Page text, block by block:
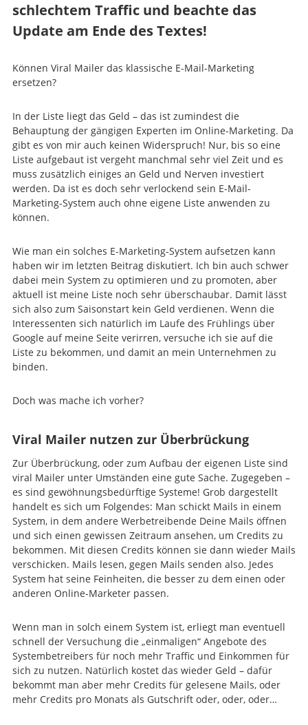
schlechtem Traffic und beachte das
Update am Ende des Textes!
Können Viral Mailer das klassische E-Mail-Marketing
ersetzen?
In der Liste liegt das Geld – das ist zumindest die
Behauptung der gängigen Experten im Online-Marketing. Da
gibt es von mir auch keinen Widerspruch! Nur, bis so eine
Liste aufgebaut ist vergeht manchmal sehr viel Zeit und es
muss zusätzlich einiges an Geld und Nerven investiert
werden. Da ist es doch sehr verlockend sein E-Mail-
Marketing-System auch ohne eigene Liste anwenden zu
können.
Wie man ein solches E-Marketing-System aufsetzen kann
haben wir im letzten Beitrag diskutiert. Ich bin auch schwer
dabei mein System zu optimieren und zu promoten, aber
aktuell ist meine Liste noch sehr überschaubar. Damit lässt
sich also zum Saisonstart kein Geld verdienen. Wenn die
Interessenten sich natürlich im Laufe des Frühlings über
Google auf meine Seite verirren, versuche ich sie auf die
Liste zu bekommen, und damit an mein Unternehmen zu
binden.
Doch was mache ich vorher?
Viral Mailer nutzen zur Überbrückung
Zur Überbrückung, oder zum Aufbau der eigenen Liste sind
viral Mailer unter Umständen eine gute Sache. Zugegeben –
es sind gewöhnungsbedürftige Systeme! Grob dargestellt
handelt es sich um Folgendes: Man schickt Mails in einem
System, in dem andere Werbetreibende Deine Mails öffnen
und sich einen gewissen Zeitraum ansehen, um Credits zu
bekommen. Mit diesen Credits können sie dann wieder Mails
verschicken. Mails lesen, gegen Mails senden also. Jedes
System hat seine Feinheiten, die besser zu dem einen oder
anderen Online-Marketer passen.
Wenn man in solch einem System ist, erliegt man eventuell
schnell der Versuchung die „einmaligen“ Angebote des
Systembetreibers für noch mehr Traffic und Einkommen für
sich zu nutzen. Natürlich kostet das wieder Geld – dafür
bekommt man aber mehr Credits für gelesene Mails, oder
mehr Credits pro Monats als Gutschrift oder, oder, oder…